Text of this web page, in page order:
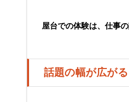
屋台での体験は、仕事
話題の幅が広がる